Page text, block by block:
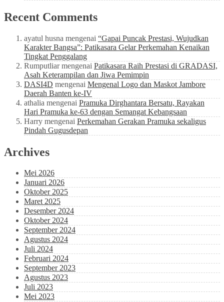
Recent Comments
ayatul husna mengenai “Gapai Puncak Prestasi, Wujudkan
Karakter Bangsa”: Patikasara Gelar Perkemahan Kenaikan
Tingkat Penggalang
Rumputliarmengenai Patikasara Raih Prestasi di GRADASI,
Asah Keterampilan dan Jiwa Pemimpin
DASI4D mengenai Mengenal Logo dan Maskot Jambore
Daerah Banten ke-IV
athalia mengenai Pramuka Dirghantara Bersatu, Rayakan
Hari Pramuka ke-63 dengan Semangat Kebangsaan
Harry mengenai Perkemahan Gerakan Pramuka sekaligus
Pindah Gugusdepan
Archives
Mei 2026
Januari 2026
Oktober 2025
Maret 2025
Desember 2024
Oktober 2024
September 2024
Agustus 2024
Juli 2024
Februari 2024
September 2023
Agustus 2023
Juli 2023
Mei 2023